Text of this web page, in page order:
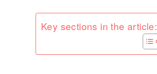
Key sections in the article: